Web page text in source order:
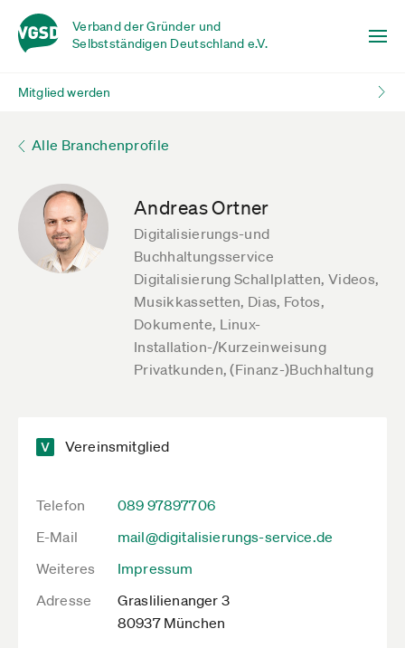
Verband der Gründer und
Selbstständigen Deutschland e.V.
Mitglied werden
Alle Branchenprofile
Andreas Ortner
Digitalisierungs-und
Buchhaltungsservice
Digitalisierung Schallplatten, Videos,
Musikkassetten, Dias, Fotos,
Dokumente, Linux-
Installation-/Kurzeinweisung
Privatkunden, (Finanz-)Buchhaltung
Vereinsmitglied
Telefon
089 97897706
E-Mail
mail@digitalisierungs-service.de
Weiteres
Impressum
Adresse
Graslilienanger 3
80937 München